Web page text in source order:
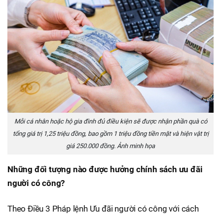
Mỗi cá nhân hoặc hộ gia đình đủ điều kiện sẽ được nhận phần quà có
tổng giá trị 1,25 triệu đồng, bao gồm 1 triệu đồng tiền mặt và hiện vật trị
giá 250.000 đồng. Ảnh minh họa
Những đối tượng nào được hưởng chính sách ưu đãi
người có công?
Theo Điều 3 Pháp lệnh Ưu đãi người có công với cách